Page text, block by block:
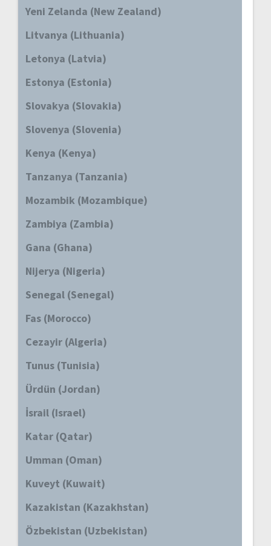
Yeni Zelanda (New Zealand)
Litvanya (Lithuania)
Letonya (Latvia)
Estonya (Estonia)
Slovakya (Slovakia)
Slovenya (Slovenia)
Kenya (Kenya)
Tanzanya (Tanzania)
Mozambik (Mozambique)
Zambiya (Zambia)
Gana (Ghana)
Nijerya (Nigeria)
Senegal (Senegal)
Fas (Morocco)
Cezayir (Algeria)
Tunus (Tunisia)
Ürdün (Jordan)
İsrail (Israel)
Katar (Qatar)
Umman (Oman)
Kuveyt (Kuwait)
Kazakistan (Kazakhstan)
Özbekistan (Uzbekistan)